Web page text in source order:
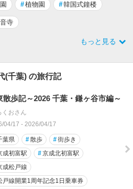
#植物園 #韓国式鐘楼
寺
もっと見る
(千葉) の旅行記
散歩記～2026 千葉・鎌ヶ谷市編～
くおさん
04/17 - 2026/04/17
葉県 #散歩 #街歩き
成初富駅 #京成北初富駅
成松戸線
戸線開業1周年記念1日乗車券